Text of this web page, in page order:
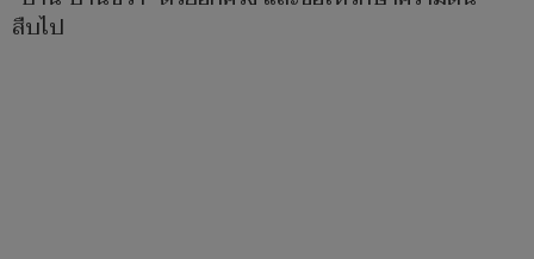
สืบไป